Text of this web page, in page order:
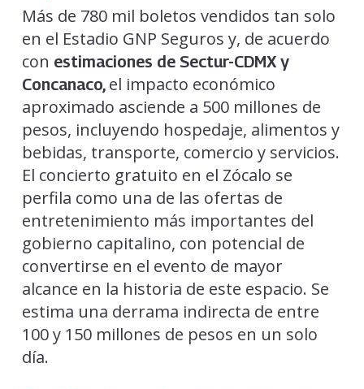
Más de 780 mil boletos vendidos tan solo
en el Estadio GNP Seguros y, de acuerdo
con estimaciones de Sectur-CDMX y
Concanaco, el impacto económico
aproximado asciende a 500 millones de
pesos, incluyendo hospedaje, alimentos y
bebidas, transporte, comercio y servicios.
El concierto gratuito en el Zócalo se
perfila como una de las ofertas de
entretenimiento más importantes del
gobierno capitalino, con potencial de
convertirse en el evento de mayor
alcance en la historia de este espacio. Se
estima una derrama indirecta de entre
100 y 150 millones de pesos en un solo
día.